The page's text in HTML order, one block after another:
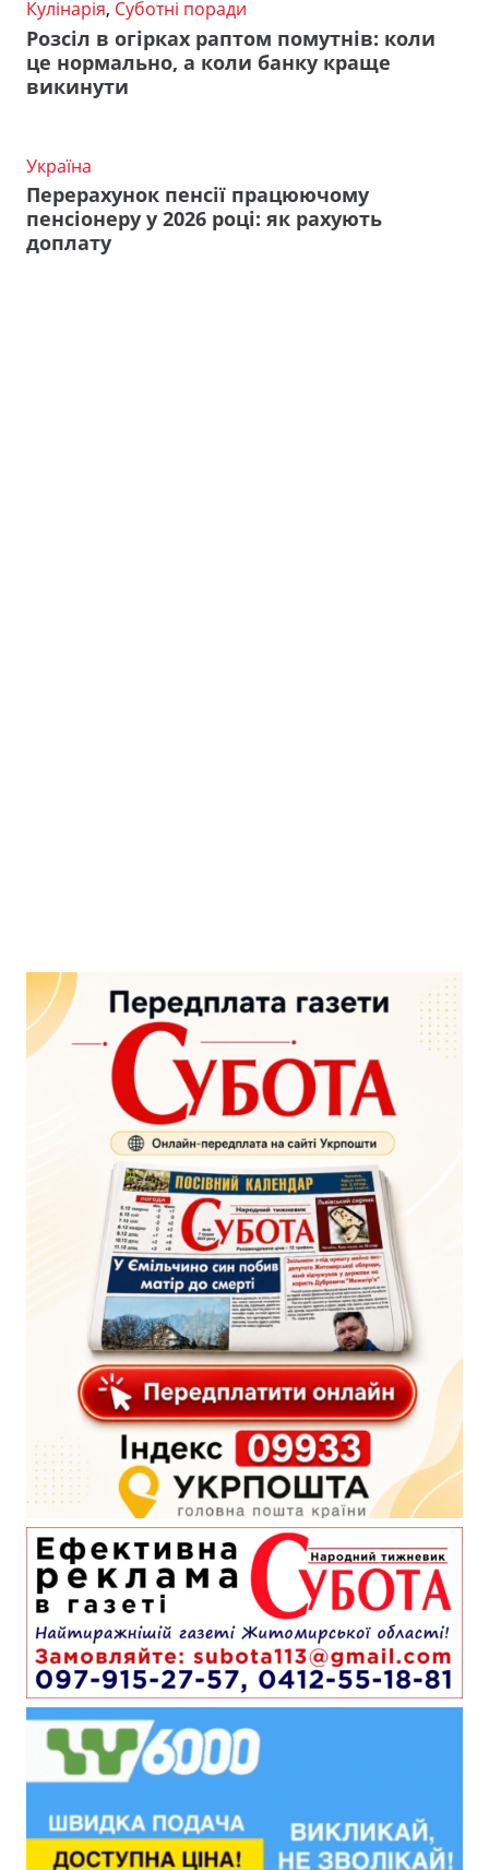
Кулінарія, Суботні поради
Розсіл в огірках раптом помутнів: коли
це нормально, а коли банку краще
викинути
Україна
Перерахунок пенсії працюючому
пенсіонеру у 2026 році: як рахують
доплату